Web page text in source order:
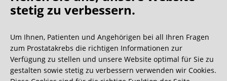
Oh what a ride!
Wir bekommen ja viele tolle Gästebucheinträge,
aber dieser ist doch sehr ungewöhnlich.
stetig zu verbessern.
Um Ihnen, Patienten und Angehörigen bei all Ihren Fragen
zum Prostatakrebs die richtigen Informationen zur
Verfügung zu stellen und unsere Website optimal für Sie zu
gestalten sowie stetig zu verbessern verwenden wir Cookies.